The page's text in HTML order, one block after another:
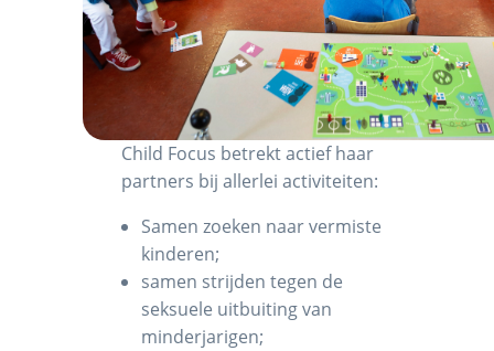
Child Focus betrekt actief haar
partners bij allerlei activiteiten:
Samen zoeken naar vermiste
kinderen;
samen strijden tegen de
seksuele uitbuiting van
minderjarigen;